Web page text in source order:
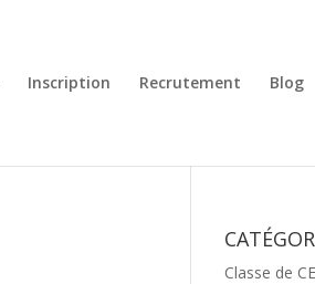
Inscription Recrutement Blog
Classe de